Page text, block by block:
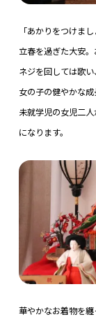
「あかりをつけま
立春を過ぎた大安
ネジを回しては歌い
女の子の健やかな成
未就学児の女児二
になります。
華やかなお着物を